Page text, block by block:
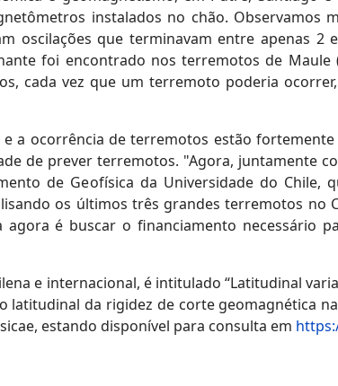
instalados no chão. Observamos
oscilações que terminavam entre apenas
foi encontrado nos terremotos de Maule
cada vez que um terremoto poderia
a ocorrência de terremotos estão fortemente
de prever terremotos. "Agora, juntamente
de Geofísica da Universidade do Chile,
os últimos três grandes terremotos no
agora é buscar o financiamento necessário
e internacional, é intitulado “Latitudinal
latitudinal da rigidez de corte geomagnética
estando disponível para consulta em